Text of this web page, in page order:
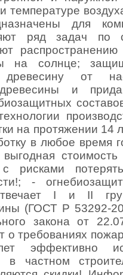
для
ряд задач по
распространению
на солнце;
от
и
на протяжении 14
в любое время
стоимость
рисками
-
I и II
(ГОСТ Р 53292-
закона от
о требованиях
эффективно
частном